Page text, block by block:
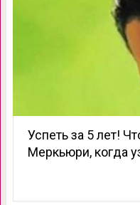
Успеть за 5 лет!
Меркьюри, когда